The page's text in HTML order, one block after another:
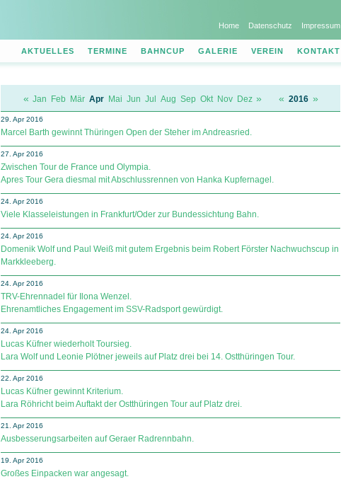
Home Datenschutz Impressum
AKTUELLES TERMINE BAHNCUP GALERIE VEREIN KONTAKT
« Jan Feb Mär Apr Mai Jun Jul Aug Sep Okt Nov Dez » « 2016 »
29. Apr 2016
Marcel Barth gewinnt Thüringen Open der Steher im Andreasried.
27. Apr 2016
Zwischen Tour de France und Olympia.
Apres Tour Gera diesmal mit Abschlussrennen von Hanka Kupfernagel.
24. Apr 2016
Viele Klasseleistungen in Frankfurt/Oder zur Bundessichtung Bahn.
24. Apr 2016
Domenik Wolf und Paul Weiß mit gutem Ergebnis beim Robert Förster Nachwuchscup in
Markkleeberg.
24. Apr 2016
TRV-Ehrennadel für Ilona Wenzel.
Ehrenamtliches Engagement im SSV-Radsport gewürdigt.
24. Apr 2016
Lucas Küfner wiederholt Toursieg.
Lara Wolf und Leonie Plötner jeweils auf Platz drei bei 14. Ostthüringen Tour.
22. Apr 2016
Lucas Küfner gewinnt Kriterium.
Lara Röhricht beim Auftakt der Ostthüringen Tour auf Platz drei.
21. Apr 2016
Ausbesserungsarbeiten auf Geraer Radrennbahn.
19. Apr 2016
Großes Einpacken war angesagt.